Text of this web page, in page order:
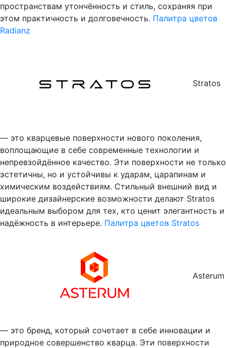
пространствам утончённость и стиль, сохраняя при
этом практичность и долговечность. Палитра цветов
Radianz
Stratos
— это кварцевые поверхности нового поколения,
воплощающие в себе современные технологии и
непревзойдённое качество. Эти поверхности не только
эстетичны, но и устойчивы к ударам, царапинам и
химическим воздействиям. Стильный внешний вид и
широкие дизайнерские возможности делают Stratos
идеальным выбором для тех, кто ценит элегантность и
надёжность в интерьере. Палитра цветов Stratos
Asterum
— это бренд, который сочетает в себе инновации и
природное совершенство кварца. Эти поверхности